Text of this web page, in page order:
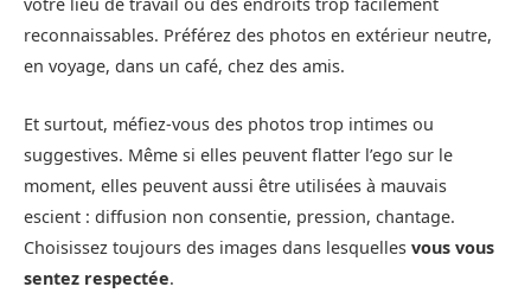
votre lieu de travail ou des endroits trop facilement
reconnaissables. Préférez des photos en extérieur neutre,
en voyage, dans un café, chez des amis.
Et surtout, méfiez-vous des photos trop intimes ou
suggestives. Même si elles peuvent flatter l’ego sur le
moment, elles peuvent aussi être utilisées à mauvais
escient : diffusion non consentie, pression, chantage.
Choisissez toujours des images dans lesquelles vous vous
sentez respectée.